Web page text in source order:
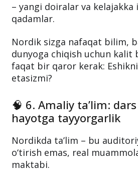
– yangi doiralar va kelajakka
qadamlar.
Nordik sizga nafaqat bilim,
dunyoga chiqish uchun kalit
faqat bir qaror kerak:
etasizmi?
🧠 6. Amaliy ta’lim:
hayotga tayyorgarlik
Nordikda ta’lim – bu
o‘tirish emas, real
maktabi.